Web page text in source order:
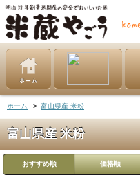
ホーム > 富山県産 米粉
富山県産 米粉
おすすめ順 価格順